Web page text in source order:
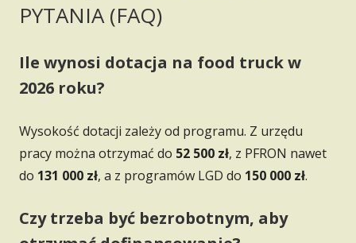
PYTANIA (FAQ)
Ile wynosi dotacja na food truck w
2026 roku?
Wysokość dotacji zależy od programu. Z urzędu
pracy można otrzymać do 52 500 zł, z PFRON nawet
do 131 000 zł, a z programów LGD do 150 000 zł.
Czy trzeba być bezrobotnym, aby